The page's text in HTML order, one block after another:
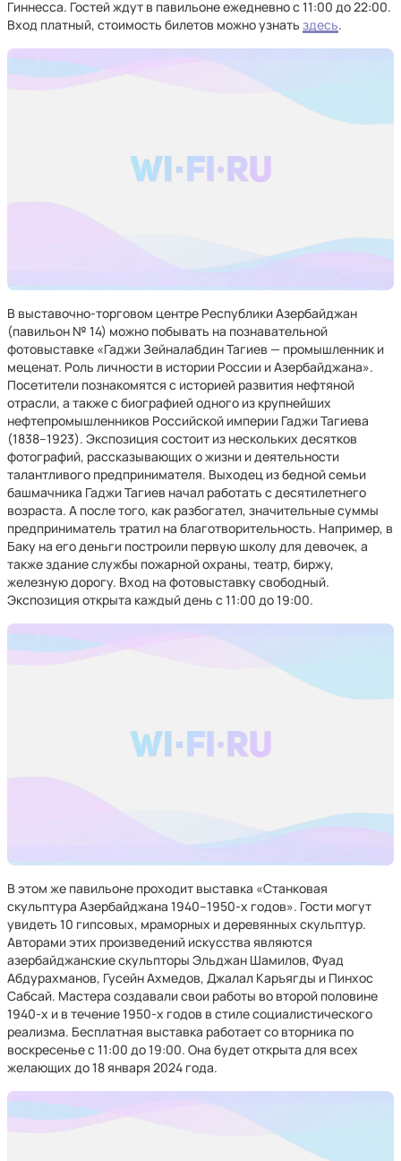
Гиннесса. Гостей ждут в павильоне ежедневно с 11:00 до 22:00.
Вход платный, стоимость билетов можно узнать здесь.
В выставочно-торговом центре Республики Азербайджан
(павильон № 14) можно побывать на познавательной
фотовыставке «Гаджи Зейналабдин Тагиев — промышленник и
меценат. Роль личности в истории России и Азербайджана».
Посетители познакомятся с историей развития нефтяной
отрасли, а также с биографией одного из крупнейших
нефтепромышленников Российской империи Гаджи Тагиева
(1838–1923). Экспозиция состоит из нескольких десятков
фотографий, рассказывающих о жизни и деятельности
талантливого предпринимателя. Выходец из бедной семьи
башмачника Гаджи Тагиев начал работать с десятилетнего
возраста. А после того, как разбогател, значительные суммы
предприниматель тратил на благотворительность. Например, в
Баку на его деньги построили первую школу для девочек, а
также здание службы пожарной охраны, театр, биржу,
железную дорогу. Вход на фотовыставку свободный.
Экспозиция открыта каждый день с 11:00 до 19:00.
В этом же павильоне проходит выставка «Станковая
скульптура Азербайджана 1940–1950-х годов». Гости могут
увидеть 10 гипсовых, мраморных и деревянных скульптур.
Авторами этих произведений искусства являются
азербайджанские скульпторы Эльджан Шамилов, Фуад
Абдурахманов, Гусейн Ахмедов, Джалал Каръягды и Пинхос
Сабсай. Мастера создавали свои работы во второй половине
1940-х и в течение 1950-х годов в стиле социалистического
реализма. Бесплатная выставка работает со вторника по
воскресенье с 11:00 до 19:00. Она будет открыта для всех
желающих до 18 января 2024 года.